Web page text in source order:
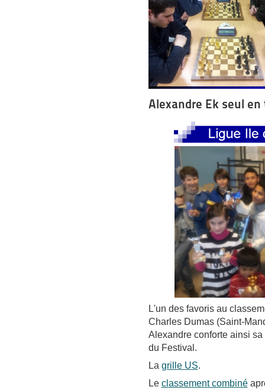
Alexandre Ek seul
L'un des favoris au
Charles Dumas (Saint-
Alexandre conforte ainsi
du Festival.
La grille US.
Le classement combiné